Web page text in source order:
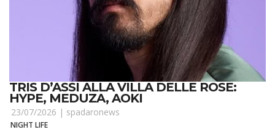
TRIS D’ASSI ALLA VILLA DELLE ROSE:
HYPE, MEDUZA, AOKI
23/07/2026 | spadaronews
NIGHT LIFE